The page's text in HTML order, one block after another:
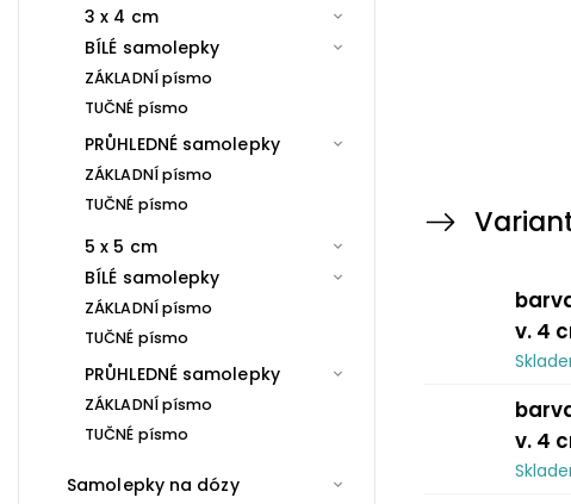
3 x 4 cm
BÍLÉ samolepky
ZÁKLADNÍ písmo
TUČNÉ písmo
PRŮHLEDNÉ samolepky
ZÁKLADNÍ písmo
TUČNÉ písmo
5 x 5 cm
BÍLÉ samolepky
ZÁKLADNÍ písmo
TUČNÉ písmo
PRŮHLEDNÉ samolepky
ZÁKLADNÍ písmo
TUČNÉ písmo
Samolepky na dózy
v. 4
v. 4